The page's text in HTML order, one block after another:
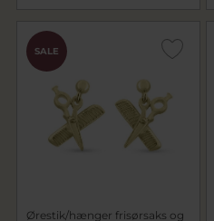
SALE
Ørestik/hænger frisørsaks og